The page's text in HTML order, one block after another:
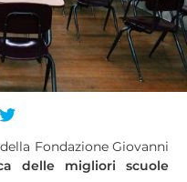
Fondazione Giovanni
delle migliori scuole